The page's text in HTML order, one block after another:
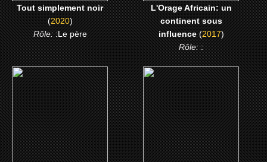
Tout simplement noir
(2020)
Rôle::Le père
L'Orage Africain: un
continent sous
influence(2017)
Rôle::
(2015)
Nous trois ou rien
CLICK ME
(2014)
Le Crocodile du
Botswanga